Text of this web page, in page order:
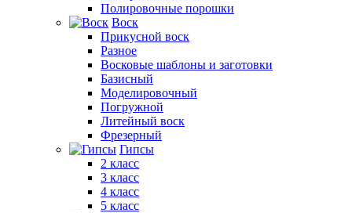
Полировочные порошки
Воск
Прикусной воск
Разное
Восковые шаблоны и заготовки
Базисный
Моделировочный
Погружной
Литейный воск
Фрезерный
Гипсы
2 класс
3 класс
4 класс
5 класс